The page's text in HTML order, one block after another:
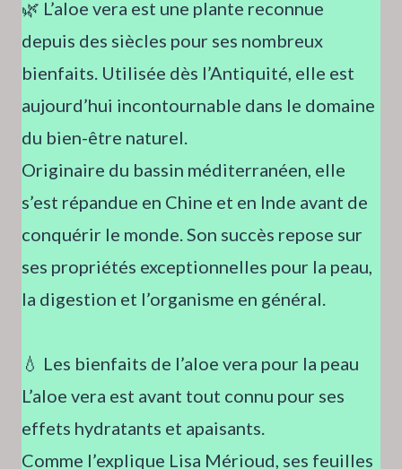
🌿 L’aloe vera est une plante reconnue
depuis des siècles pour ses nombreux
bienfaits. Utilisée dès l’Antiquité, elle est
aujourd’hui incontournable dans le domaine
du bien-être naturel.
Originaire du bassin méditerranéen, elle
s’est répandue en Chine et en Inde avant de
conquérir le monde. Son succès repose sur
ses propriétés exceptionnelles pour la peau,
la digestion et l’organisme en général.
💧 Les bienfaits de l’aloe vera pour la peau
L’aloe vera est avant tout connu pour ses
effets hydratants et apaisants.
Comme l’explique Lisa Mérioud, ses feuilles